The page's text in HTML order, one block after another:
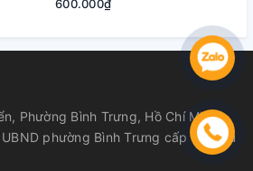
600.000₫
Phường Bình Trưng, Hồ Chí Minh
phường Bình Trưng cấp lần đầu